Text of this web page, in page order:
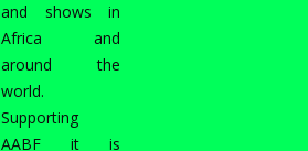
and shows in
Africa and
around the
world.
Supporting
AABF it is